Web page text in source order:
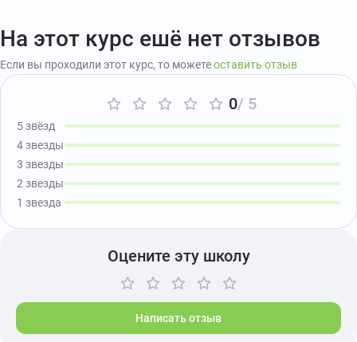
На этот курс ешё нет отзывов
Если вы проходили этот курс, то можетеоставить отзыв
0/ 5
5 звёзд
4 звезды
3 звезды
2 звезды
1 звезда
Оцените эту школу
Написать отзыв